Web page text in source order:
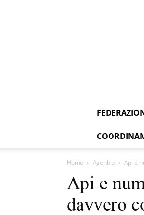
Home Agenbio Api e
Api e
davvero